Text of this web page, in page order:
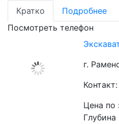
Кратко
Подробнее
Посмотреть телефон
г.
Цена по